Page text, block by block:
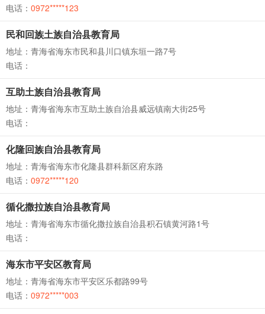
电话： 0972*****123
民和回族土族自治县教育局
地址：青海省海东市民和县川口镇东垣一路7号
电话：
互助土族自治县教育局
地址：青海省海东市互助土族自治县威远镇南大街25号
电话：
化隆回族自治县教育局
地址：青海省海东市化隆县群科新区府东路
电话： 0972*****120
循化撒拉族自治县教育局
地址：青海省海东市循化撒拉族自治县积石镇黄河路1号
电话：
海东市平安区教育局
地址：青海省海东市平安区乐都路99号
电话： 0972*****003